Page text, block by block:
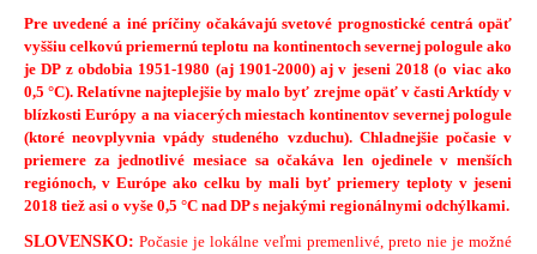
Pre uvedené a iné príčiny očakávajú svetové prognostické centrá opäť
vyššiu celkovú priemernú teplotu na kontinentoch severnej pologule ako
je DP z obdobia 1951-1980 (aj 1901-2000) aj v jeseni 2018 (o viac ako
0,5 °C). Relatívne najteplejšie by malo byť zrejme opäť v časti Arktídy v
blízkosti Európy a na viacerých miestach kontinentov severnej pologule
(ktoré neovplyvnia vpády studeného vzduchu). Chladnejšie počasie v
priemere za jednotlivé mesiace sa očakáva len ojedinele v menších
regiónoch, v Európe ako celku by mali byť priemery teploty v jeseni
2018 tiež asi o vyše 0,5 °C nad DP s nejakými regionálnymi odchýlkami.
SLOVENSKO: Počasie je lokálne veľmi premenlivé, preto nie je možné